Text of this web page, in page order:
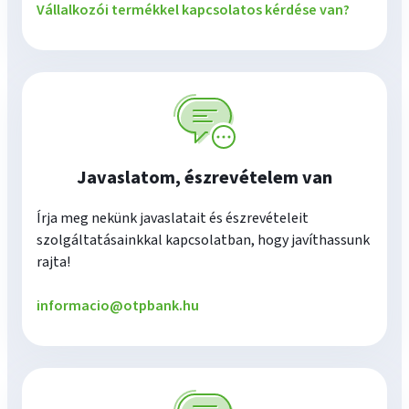
Vállalkozói termékkel kapcsolatos kérdése van?
Javaslatom, észrevételem van
Írja meg nekünk javaslatait és észrevételeit
szolgáltatásainkkal kapcsolatban, hogy javíthassunk
rajta!
informacio@otpbank.hu